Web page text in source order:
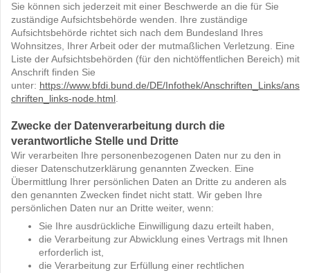
Sie können sich jederzeit mit einer Beschwerde an die für Sie
zuständige Aufsichtsbehörde wenden. Ihre zuständige
Aufsichtsbehörde richtet sich nach dem Bundesland Ihres
Wohnsitzes, Ihrer Arbeit oder der mutmaßlichen Verletzung. Eine
Liste der Aufsichtsbehörden (für den nichtöffentlichen Bereich) mit
Anschrift finden Sie
unter: https://www.bfdi.bund.de/DE/Infothek/Anschriften_Links/ans
chriften_links-node.html
Zwecke der Datenverarbeitung durch die
verantwortliche Stelle und Dritte
Wir verarbeiten Ihre personenbezogenen Daten nur zu den in
dieser Datenschutzerklärung genannten Zwecken. Eine
Übermittlung Ihrer persönlichen Daten an Dritte zu anderen als
den genannten Zwecken findet nicht statt. Wir geben Ihre
persönlichen Daten nur an Dritte weiter, wenn:
Sie Ihre ausdrückliche Einwilligung dazu erteilt haben,
die Verarbeitung zur Abwicklung eines Vertrags mit Ihnen
erforderlich ist,
die Verarbeitung zur Erfüllung einer rechtlichen